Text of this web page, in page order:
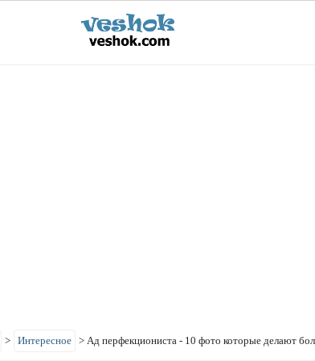
> Интересное > Ад перфекциониста - 10 фото которые делают